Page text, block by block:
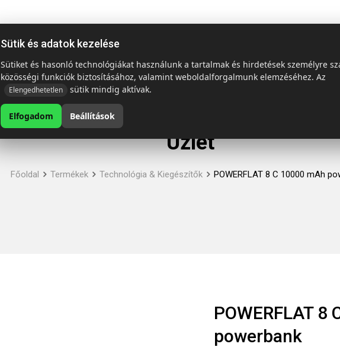
Kezdőlap Termékek Emblémázás és szállítás Tech = Kedvező ár
Üzlet
Főoldal Termékek Technológia & Kiegészítők POWERFLAT 8 C 10000 mAh
POWERFLAT 8
powerbank
Sütik és adatok kezelése
Sütiket és hasonló technológiákat használunk a tartalmak és hirdetések személyre
közösségi funkciók biztosításához, valamint weboldalforgalmunk elemzéséhez. Az
Elengedhetetlen sütik mindig aktívak.
Elfogadom Beállítások